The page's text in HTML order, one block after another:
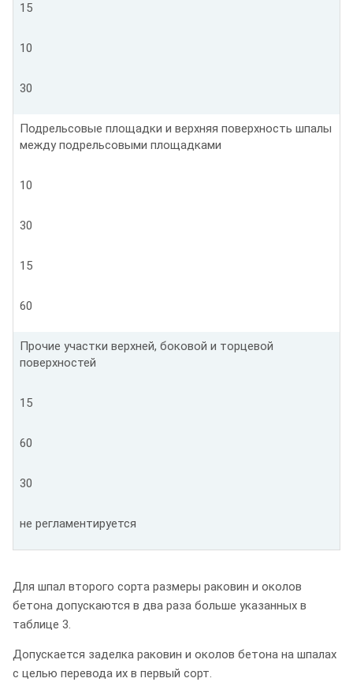
15
10
30
Подрельсовые площадки и верхняя поверхность шпалы
между подрельсовыми площадками
10
30
15
60
Прочие участки верхней, боковой и торцевой
поверхностей
15
60
30
не регламентируется
Для шпал второго сорта размеры раковин и околов
бетона допускаются в два раза больше указанных в
таблице 3.
Допускается заделка раковин и околов бетона на шпалах
с целью перевода их в первый сорт.